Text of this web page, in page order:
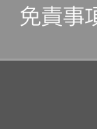
免責事